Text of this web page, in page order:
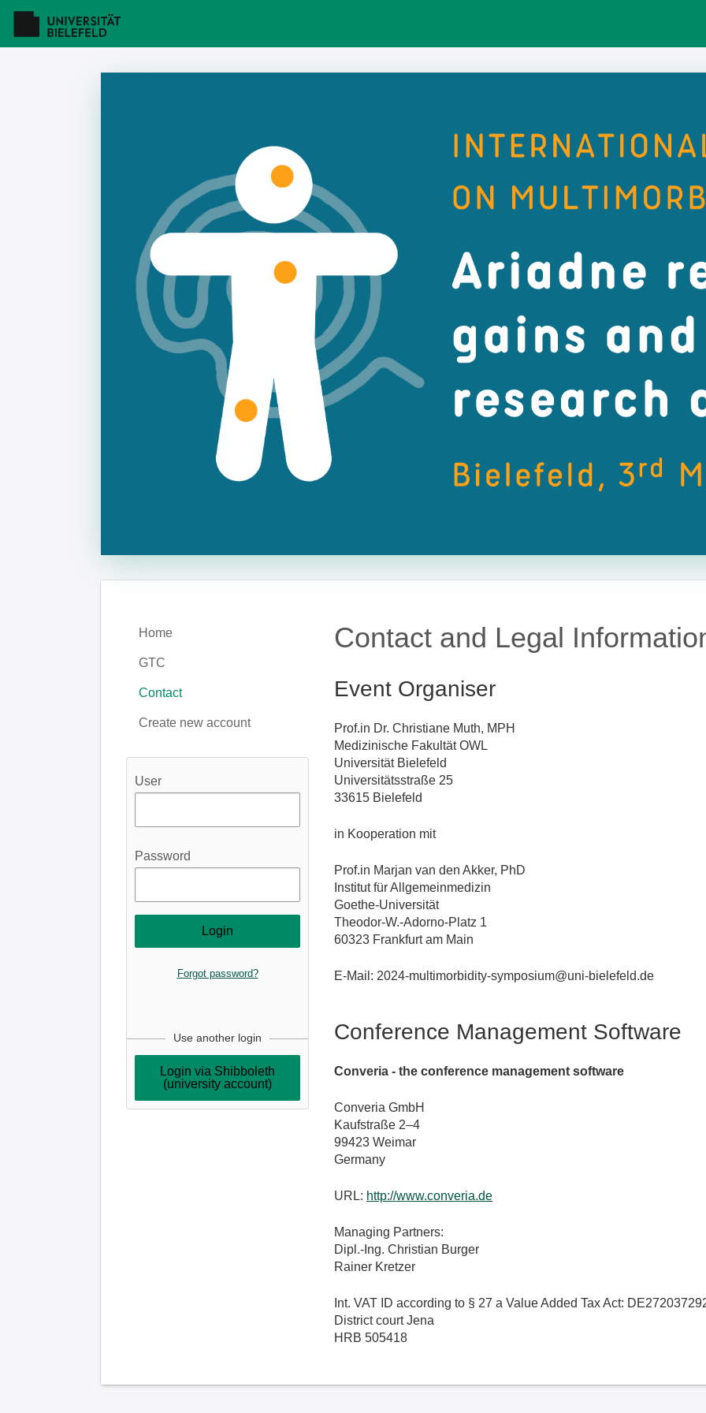
To the homepage
Home
GTC
Contact
Create new account
User
Password
Forgot password?
Use another login
Login via Shibboleth
(university account)
Contact and Legal
Event Organiser
Prof.in Dr. Christiane Muth, MPH
Medizinische Fakultät OWL
Universität Bielefeld
Universitätsstraße 25
33615 Bielefeld
in Kooperation mit
Prof.in Marjan van den Akker, PhD
Institut für Allgemeinmedizin
Goethe-Universität
Theodor-W.-Adorno-Platz 1
60323 Frankfurt am Main
E-Mail: 2024-multimorbidity-symposium@uni-bielefeld.de
Conference Management Software
Converia - the conference management software
Converia GmbH
Kaufstraße 2–4
99423 Weimar
Germany
URL: http://www.converia.de
Managing Partners:
Dipl.-Ing. Christian Burger
Rainer Kretzer
Int. VAT ID according to § 27 a Value Added Tax Act:
District court Jena
HRB 505418